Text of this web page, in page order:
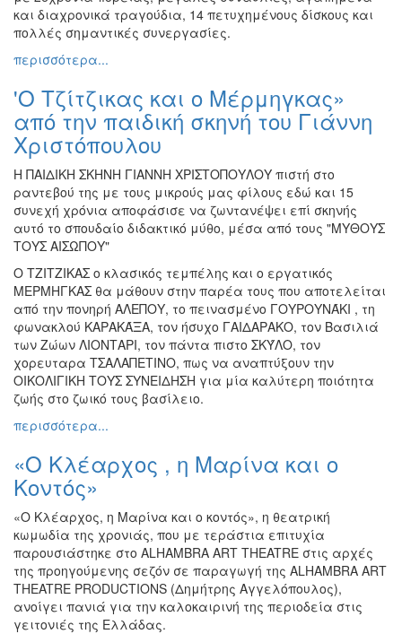
και διαχρονικά τραγούδια, 14 πετυχημένους δίσκους και
πολλές σημαντικές συνεργασίες.
περισσότερα...
'Ο Τζίτζικας και ο Μέρμηγκας»
από την παιδική σκηνή του Γιάννη
Χριστόπουλου
Η ΠΑΙΔΙΚΗ ΣΚΗΝΗ ΓΙΑΝΝΗ ΧΡΙΣΤΟΠΟΥΛΟΥ πιστή στο
ραντεβού της με τους μικρούς μας φίλους εδώ και 15
συνεχή χρόνια αποφάσισε να ζωντανέψει επί σκηνής
αυτό το σπουδαίο διδακτικό μύθο, μέσα από τους "ΜΥΘΟΥΣ
ΤΟΥΣ ΑΙΣΩΠΟΥ"
Ο ΤΖΙΤΖΙΚΑΣ ο κλασικός τεμπέλης και ο εργατικός
ΜΕΡΜΗΓΚΑΣ θα μάθουν στην παρέα τους που αποτελείται
από την πονηρή ΑΛΕΠΟΥ, το πεινασμένο ΓΟΥΡΟΥΝΆΚΙ , τη
φωνακλού ΚΑΡΑΚΆΞΑ, τον ήσυχο ΓΑΙΔΑΡΑΚΟ, τον Βασιλιά
των Ζώων ΛΙΟΝΤΑΡΙ, τον πάντα πιστο ΣΚΎΛΟ, τον
χορευταρα ΤΣΑΛΑΠΕΤΙΝΟ, πως να αναπτύξουν την
ΟΙΚΟΛΙΓΙΚΗ ΤΟΥΣ ΣΥΝΕΙΔΗΣΗ για μία καλύτερη ποιότητα
ζωής στο ζωικό τους βασίλειο.
περισσότερα...
«Ο Κλέαρχος , η Μαρίνα και ο
Κοντός»
«Ο Κλέαρχος, η Μαρίνα και ο κοντός», η θεατρική
κωμωδία της χρονιάς, που με τεράστια επιτυχία
παρουσιάστηκε στο ALHAMBRA ART THEATRE στις αρχές
της προηγούμενης σεζόν σε παραγωγή της ALHAMBRA ART
THEATRE PRODUCTIONS (Δημήτρης Αγγελόπουλος),
ανοίγει πανιά για την καλοκαιρινή της περιοδεία στις
γειτονιές της Ελλάδας.